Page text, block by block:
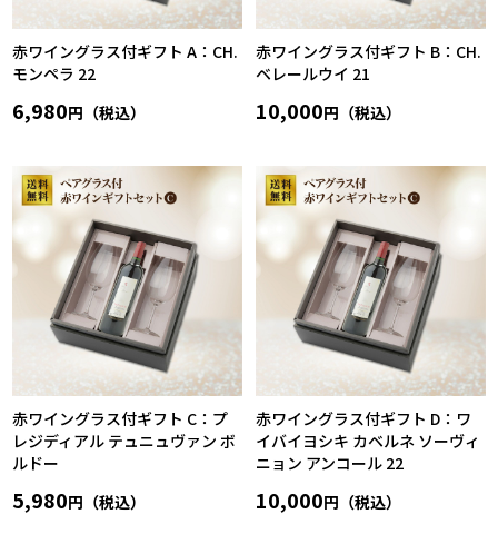
赤ワイングラス付ギフト A：CH.
モンペラ 22
6,980円（税込）
赤ワイングラス付ギフト B：CH.
ベレールウイ 21
10,000円（税込）
赤ワイングラス付ギフト C：プ
レジディアル テュニュヴァン ボ
ルドー
5,980円（税込）
赤ワイングラス付ギフト D：ワ
イバイヨシキ カベルネ ソーヴィ
ニョン アンコール 22
10,000円（税込）